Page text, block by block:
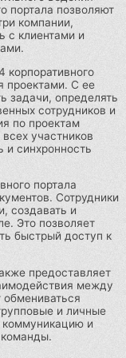
портала позволяют
компании,
с клиентами и
корпоративного
проектами. С ее
задачи, определять
сотрудников и
по проектам
участников
и синхронность
портала
Сотрудники
создавать и
Это позволяет
быстрый доступ к
предоставляет
между
обмениваться
и личные
коммуникацию и
команды.